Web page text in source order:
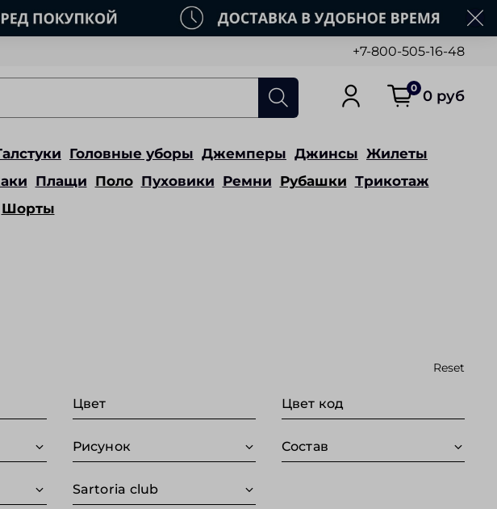
+7-800-505-16-48
0 0 руб
Головные уборы Джемперы Джинсы Жилеты
Плащи Поло Пуховики Ремни Рубашки Трикотаж
Шорты
Reset
Цвет Цвет код
Рисунок Состав
Sartoria club